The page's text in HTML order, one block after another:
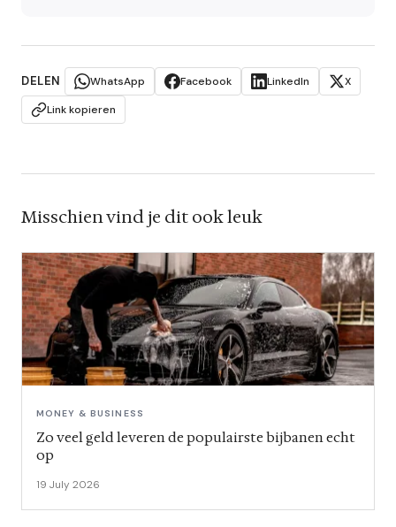
DELEN WhatsApp Facebook LinkedIn
X
Link kopieren
Misschien vind je dit ook leuk
MONEY & BUSINESS
Zo veel geld leveren de populairste bijbanen echt
op
19 July 2026